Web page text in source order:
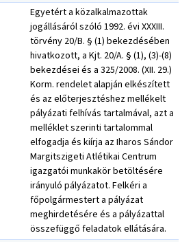
Egyetért a közalkalmazottak
jogállásáról szóló 1992. évi XXXIII.
törvény 20/B. § (1) bekezdésében
hivatkozott, a Kjt. 20/A. § (1), (3)-(8)
bekezdései és a 325/2008. (XII. 29.)
Korm. rendelet alapján elkészített
és az előterjesztéshez mellékelt
pályázati felhívás tartalmával, azt a
melléklet szerinti tartalommal
elfogadja és kiírja az Iharos Sándor
Margitszigeti Atlétikai Centrum
igazgatói munkakör betöltésére
irányuló pályázatot. Felkéri a
főpolgármestert a pályázat
meghirdetésére és a pályázattal
összefüggő feladatok ellátására.